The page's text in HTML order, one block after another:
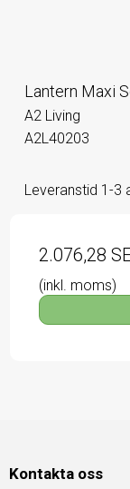
Lantern Maxi
A2 Living
A2L40203
Leveranstid 1-3
2.076,28
(inkl. moms)
Kontakta oss